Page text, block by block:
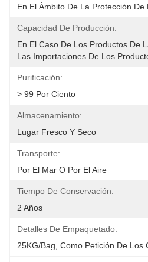
En El Ámbito De La Protección De
Capacidad De Producción:
En El Caso De Los Productos De
Las Importaciones De Los
Purificación:
> 99 Por Ciento
Almacenamiento:
Lugar Fresco Y Seco
Transporte:
Por El Mar O Por El Aire
Tiempo De Conservación:
2 Años
Detalles De Empaquetado:
25KG/Bag, Como Petición De Los